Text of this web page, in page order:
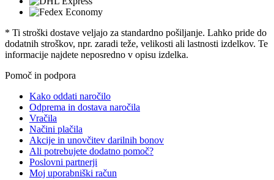
* Ti stroški dostave veljajo za standardno pošiljanje. Lahko pride do
dodatnih stroškov, npr. zaradi teže, velikosti ali lastnosti izdelkov. Te
informacije najdete neposredno v opisu izdelka.
Pomoč in podpora
Kako oddati naročilo
Odprema in dostava naročila
Vračila
Načini plačila
Akcije in unovčitev darilnih bonov
Ali potrebujete dodatno pomoč?
Poslovni partnerji
Moj uporabniški račun